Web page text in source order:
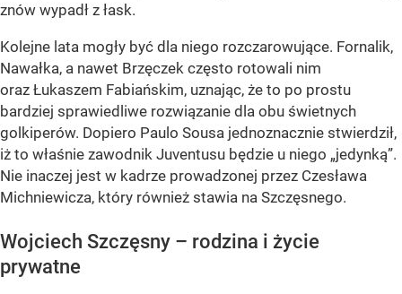
znów wypadł z łask.
Kolejne lata mogły być dla niego rozczarowujące. Fornalik,
Nawałka, a nawet Brzęczek często rotowali nim
oraz Łukaszem Fabiańskim, uznając, że to po prostu
bardziej sprawiedliwe rozwiązanie dla obu świetnych
golkiperów. Dopiero Paulo Sousa jednoznacznie stwierdził,
iż to właśnie zawodnik Juventusu będzie u niego „jedynką”.
Nie inaczej jest w kadrze prowadzonej przez Czesława
Michniewicza, który również stawia na Szczęsnego.
Wojciech Szczęsny – rodzina i życie
prywatne